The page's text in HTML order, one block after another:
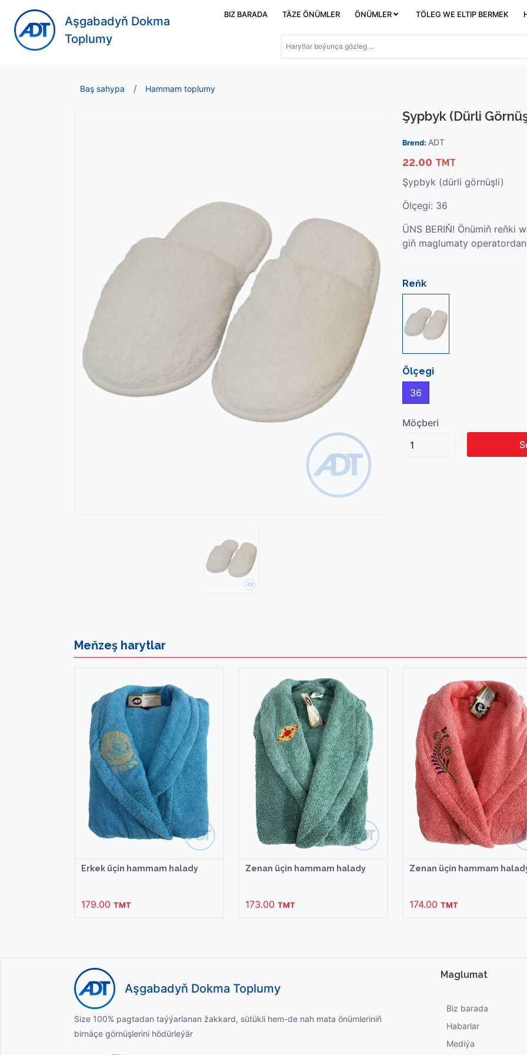
Aşgabadyň Dokma
Toplumy
BIZ BARADA TÄZE ÖNÜMLER ÖNÜMLER TÖLEG WE ELTIP BERMEK
Baş sahypa Hammam toplumy
Şypbyk (dürli
Brend: ADT
22.00 TMT
Şypbyk (dürli görnüşli)
Ölçegi: 36
ÜNS BERIŇ! Önümiň reňki
giň maglumaty
Reňk
Ölçegi
36
Möçberi
Meňzeş harytlar
Erkek üçin hammam halady
179.00 TMT
Zenan üçin hammam halady
173.00 TMT
Zenan üçin hammam
174.00 TMT
Aşgabadyň Dokma Toplumy
Size 100% pagtadan taýýarlanan žakkard, sütükli hem-de nah mata önümleriniň
birnäçe görnüşlerini hödürleýär
Maglumat
Biz barada
Habarlar
Mediýa